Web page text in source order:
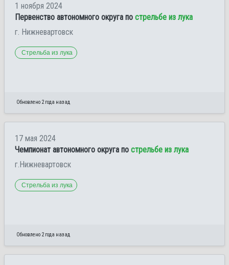
1 ноября 2024
Первенство автономного округа по стрельбе из лука
г. Нижневартовск
Стрельба из лука
Обновлено 2 года назад
17 мая 2024
Чемпионат автономного округа по стрельбе из лука
г.Нижневартовск
Стрельба из лука
Обновлено 2 года назад